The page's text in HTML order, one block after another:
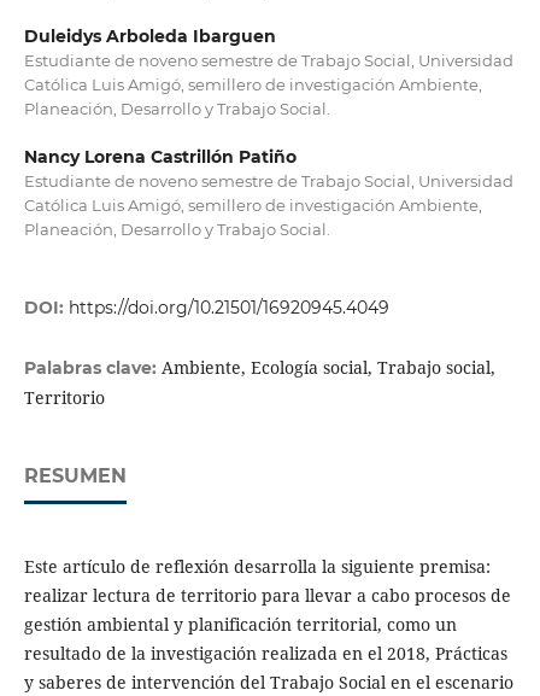
Duleidys Arboleda Ibarguen
Estudiante de noveno semestre de Trabajo Social, Universidad
Católica Luis Amigó, semillero de investigación Ambiente,
Planeación, Desarrollo y Trabajo Social.
Nancy Lorena Castrillón Patiño
Estudiante de noveno semestre de Trabajo Social, Universidad
Católica Luis Amigó, semillero de investigación Ambiente,
Planeación, Desarrollo y Trabajo Social.
DOI: https://doi.org/10.21501/16920945.4049
Palabras clave: Ambiente, Ecología social, Trabajo social,
Territorio
RESUMEN
Este artículo de reflexión desarrolla la siguiente premisa:
realizar lectura de territorio para llevar a cabo procesos de
gestión ambiental y planificación territorial, como un
resultado de la investigación realizada en el 2018, Prácticas
y saberes de intervención del Trabajo Social en el escenario